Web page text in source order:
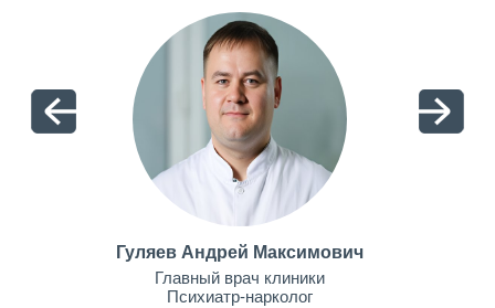
Гуляев Андрей Максимович
Главный врач клиники
Психиатр-нарколог